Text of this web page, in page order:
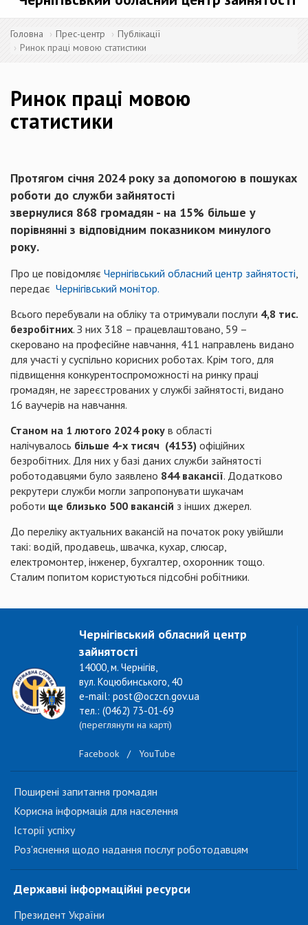
Головна Прес-центр
Публікації
Ринок праці мовою статистики
Ринок праці мовою
статистики
Протягом січня 2024 року за допомогою в пошуках
роботи до служби зайнятості
звернулися 868 громадян - на 15% більше у
порівнянні з відповідним показником минулого
року.
Про це повідомляє Чернігівський обласний центр зайнятості,
передає Чернігівський монітор.
Всього перебували на обліку та отримували послуги 4,8 тис.
безробітних. З них 318 – працевлаштовано, 59 –
скеровано на професійне навчання, 411 направлень видано
для участі у суспільно корисних роботах. Крім того, для
підвищення конкурентоспроможності на ринку праці
громадян, не зареєстрованих у службі зайнятості, видано
16 ваучерів на навчання.
Станом на 1 лютого 2024 року в області
налічувалось більше 4-х тисяч (4153) офіційних
безробітних. Для них у базі даних служби зайнятості
роботодавцями було заявлено 844 вакансії. Додатково
рекрутери служби могли запропонувати шукачам
роботи ще близько 500 вакансій з інших джерел.
До переліку актуальних вакансій на початок року увійшли
такі: водій, продавець, швачка, кухар, слюсар,
електромонтер, інженер, бухгалтер, охоронник тощо.
Сталим попитом користуються підсобні робітники.
Чернігівський обласний центр
зайнятості
14000, м. Чернігів,
вул. Коцюбинського, 40
e-mail: post@oczcn.gov.ua
тел.: (0462) 73-01-69
(переглянути на карті)
Facebook / YouTube
Поширені запитання громадян
Корисна інформація для населення
Історії успіху
Роз'яснення щодо надання послуг роботодавцям
Державні інформаційні ресурси
Президент України